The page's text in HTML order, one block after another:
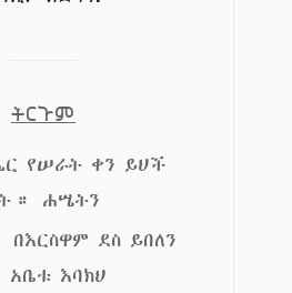
ትርጉም
የሠራት ቀን ይህች
ሐሤትን
ደስ ይበለን
አቤቱ እባክህ